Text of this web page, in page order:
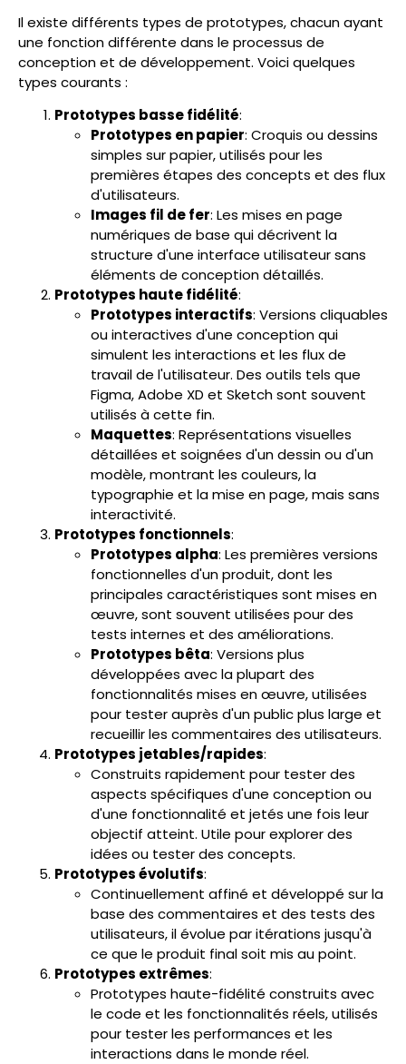
Il existe différents types de prototypes, chacun ayant
une fonction différente dans le processus de
conception et de développement. Voici quelques
types courants :
Prototypes basse fidélité:
Prototypes en papier: Croquis ou dessins
simples sur papier, utilisés pour les
premières étapes des concepts et des flux
d'utilisateurs.
Images fil de fer: Les mises en page
numériques de base qui décrivent la
structure d'une interface utilisateur sans
éléments de conception détaillés.
Prototypes haute fidélité:
Prototypes interactifs: Versions cliquables
ou interactives d'une conception qui
simulent les interactions et les flux de
travail de l'utilisateur. Des outils tels que
Figma, Adobe XD et Sketch sont souvent
utilisés à cette fin.
Maquettes: Représentations visuelles
détaillées et soignées d'un dessin ou d'un
modèle, montrant les couleurs, la
typographie et la mise en page, mais sans
interactivité.
Prototypes fonctionnels:
Prototypes alpha: Les premières versions
fonctionnelles d'un produit, dont les
principales caractéristiques sont mises en
œuvre, sont souvent utilisées pour des
tests internes et des améliorations.
Prototypes bêta: Versions plus
développées avec la plupart des
fonctionnalités mises en œuvre, utilisées
pour tester auprès d'un public plus large et
recueillir les commentaires des utilisateurs.
Prototypes jetables/rapides:
Construits rapidement pour tester des
aspects spécifiques d'une conception ou
d'une fonctionnalité et jetés une fois leur
objectif atteint. Utile pour explorer des
idées ou tester des concepts.
Prototypes évolutifs:
Continuellement affiné et développé sur la
base des commentaires et des tests des
utilisateurs, il évolue par itérations jusqu'à
ce que le produit final soit mis au point.
Prototypes extrêmes:
Prototypes haute-fidélité construits avec
le code et les fonctionnalités réels, utilisés
pour tester les performances et les
interactions dans le monde réel.